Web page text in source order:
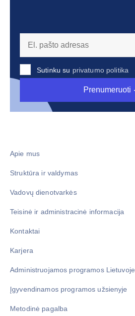
Sutinku su privatumo politika
Prenumeruoti
Apie mus
Struktūra ir valdymas
Vadovų dienotvarkės
Teisinė ir administracinė informacija
Kontaktai
Karjera
Administruojamos programos Lietuvoje
Įgyvendinamos programos užsienyje
Metodinė pagalba